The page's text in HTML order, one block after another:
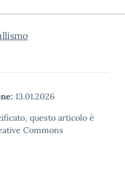
13.01.2026
questo articolo è
Commons